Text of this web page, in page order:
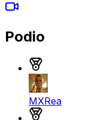
Podio
MXRea